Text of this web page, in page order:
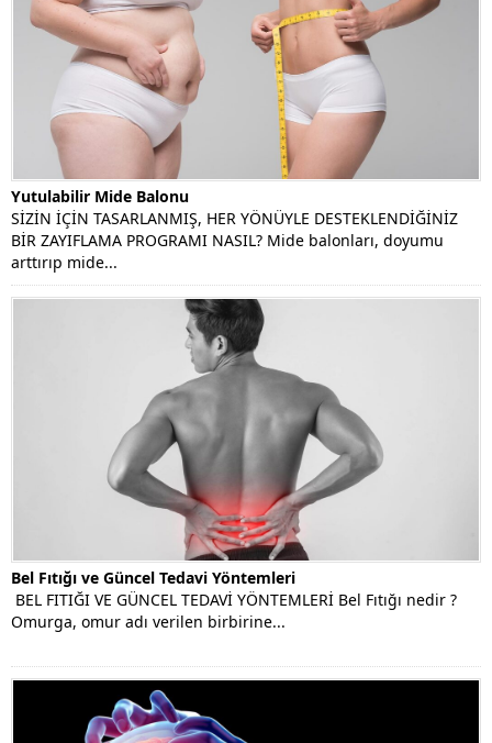
Yutulabilir Mide Balonu
SİZİN İÇİN TASARLANMIŞ, HER YÖNÜYLE DESTEKLENDİĞİNİZ
BİR ZAYIFLAMA PROGRAMI NASIL? Mide balonları, doyumu
arttırıp mide...
Bel Fıtığı ve Güncel Tedavi Yöntemleri
BEL FITIĞI VE GÜNCEL TEDAVİ YÖNTEMLERİ Bel Fıtığı nedir ?
Omurga, omur adı verilen birbirine...